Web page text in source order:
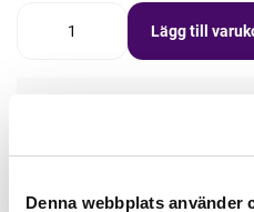
Denna webbplats använder
Lägg till
Lägg först önskad
välj sedan